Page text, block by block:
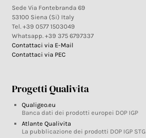
Sede Via Fontebranda 69
53100 Siena (Si) Italy
Tel. +39 0577 1503049
Whatsapp. +39 375 6797337
Contattaci via E-Mail
Contattaci via PEC
Progetti Qualivita
Qualigeo.eu
Banca dati dei prodotti europei DOP IGP
Atlante Qualivita
La pubblicazione dei prodotti DOP IGP STG